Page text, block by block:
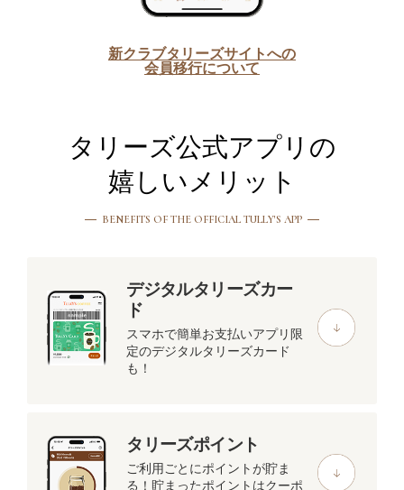
新クラブタリーズサイトへの
会員移行について
タリーズ公式アプリの
嬉しいメリット
BENEFITS OF THE OFFICIAL TULLY'S APP
デジタルタリーズカー
ド
スマホで簡単お支払いアプリ限
定のデジタルタリーズカード
も！
タリーズポイント
ご利用ごとにポイントが貯ま
る！ 貯まったポイントはクーポ